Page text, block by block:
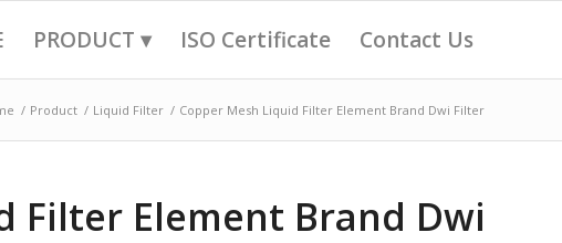
PRODUCT ▾ ISO Certificate Contact Us
/ Product / Liquid Filter / Copper Mesh Liquid Filter Element Brand Dwi Filter
Filter Element Brand Dwi